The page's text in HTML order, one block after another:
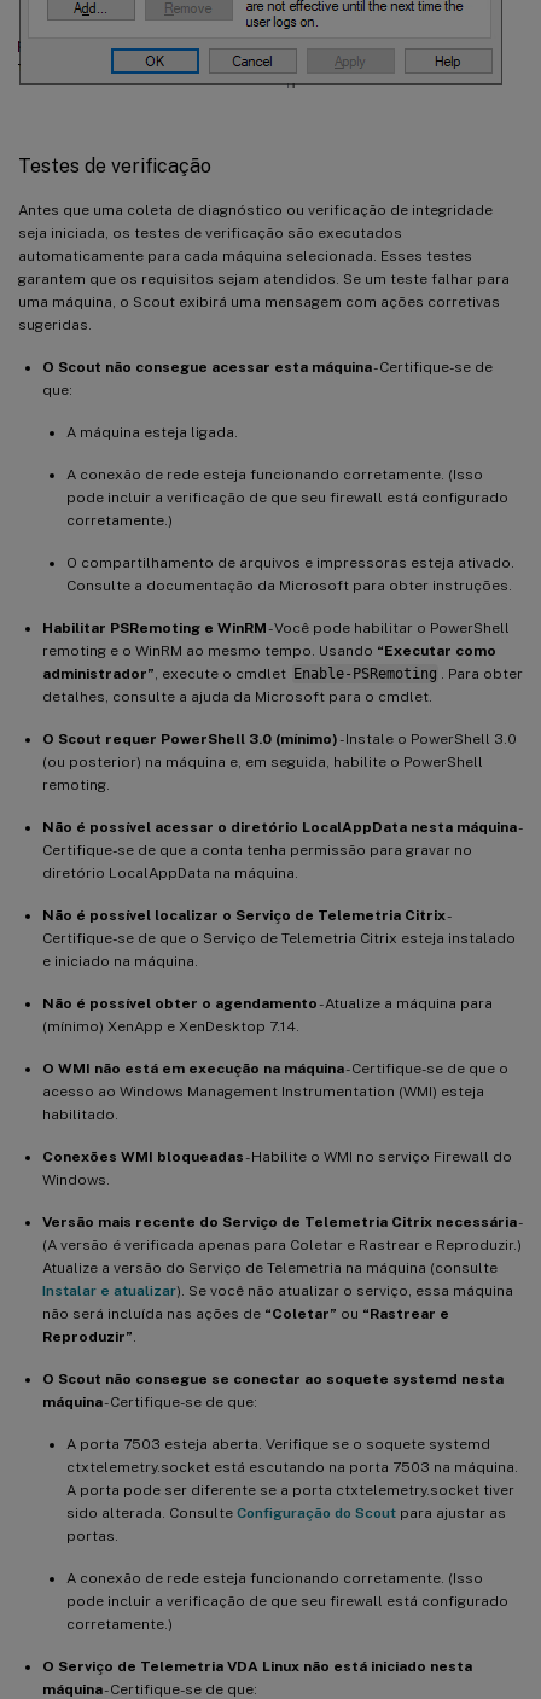
Testes de verificação
Antes que uma coleta de diagnóstico ou verificação de integridade
seja iniciada, os testes de verificação são executados
automaticamente para cada máquina selecionada. Esses testes
garantem que os requisitos sejam atendidos. Se um teste falhar para
uma máquina, o Scout exibirá uma mensagem com ações corretivas
sugeridas.
O Scout não consegue acessar esta máquina- Certifique-se de
que:
A máquina esteja ligada.
A conexão de rede esteja funcionando corretamente. (Isso
pode incluir a verificação de que seu firewall está configurado
corretamente.)
O compartilhamento de arquivos e impressoras esteja ativado.
Consulte a documentação da Microsoft para obter instruções.
Habilitar PSRemoting e WinRM- Você pode habilitar o PowerShell
remoting e o WinRM ao mesmo tempo. Usando “Executar como
administrador” , execute o cmdlet Enable-PSRemoting
. Para obter
detalhes, consulte a ajuda da Microsoft para o cmdlet.
O Scout requer PowerShell 3.0 (mínimo)- Instale o PowerShell 3.0
(ou posterior) na máquina e, em seguida, habilite o PowerShell
remoting.
Não é possível acessar o diretório LocalAppData nesta máquina-
Certifique-se de que a conta tenha permissão para gravar no
diretório LocalAppData na máquina.
Não é possível localizar o Serviço de Telemetria Citrix-
Certifique-se de que o Serviço de Telemetria Citrix esteja instalado
e iniciado na máquina.
Não é possível obter o agendamento- Atualize a máquina para
(mínimo) XenApp e XenDesktop 7.14.
O WMI não está em execução na máquina- Certifique-se de que o
acesso ao Windows Management Instrumentation (WMI) esteja
habilitado.
Conexões WMI bloqueadas- Habilite o WMI no serviço Firewall do
Windows.
Versão mais recente do Serviço de Telemetria Citrix necessária-
(A versão é verificada apenas para Coletar e Rastrear e Reproduzir.)
Atualize a versão do Serviço de Telemetria na máquina (consulte
Instalar e atualizar). Se você não atualizar o serviço, essa máquina
não será incluída nas ações de “Coletar” ou “Rastrear e
Reproduzir”
O Scout não consegue se conectar ao soquete systemd nesta
máquina- Certifique-se de que:
A porta 7503 esteja aberta. Verifique se o soquete systemd
ctxtelemetry.socket está escutando na porta 7503 na máquina.
A porta pode ser diferente se a porta ctxtelemetry.socket tiver
sido alterada. Consulte Configuração do Scout para ajustar as
portas.
A conexão de rede esteja funcionando corretamente. (Isso
pode incluir a verificação de que seu firewall está configurado
corretamente.)
O Serviço de Telemetria VDA Linux não está iniciado nesta
máquina- Certifique-se de que: